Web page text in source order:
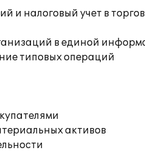
и налоговый учет в
в единой
типовых операций
активов